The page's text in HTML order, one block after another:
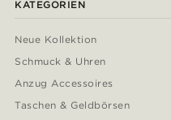
KATEGORIEN
Neue Kollektion
Schmuck & Uhren
Anzug Accessoires
Taschen & Geldbörsen